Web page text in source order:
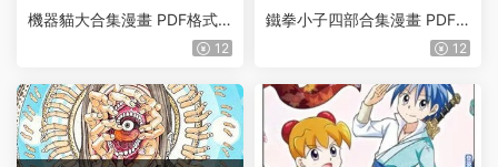
機器貓大合集漫畫 PDF格式
高清資源下載【1-4部合集完12
鐵拳小子四部合集漫畫 PDF
格式高清資源下載【1-4部合
精品
12